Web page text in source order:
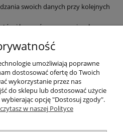
swoich danych przy kolejnych
i kuponów promocyjnych
Pomoc
konto
umożliwiają poprawne
dostosować ofertę do Twoich
wykorzystanie przez nas
do sklepu lub dostosować użycie
opcję "Dostosuj zgody".
w naszej Polityce